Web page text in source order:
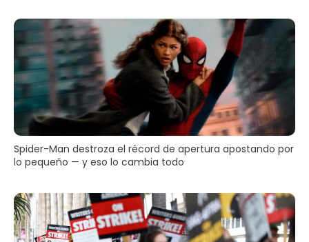
Spider-Man destroza el récord de apertura apostando por
lo pequeño — y eso lo cambia todo